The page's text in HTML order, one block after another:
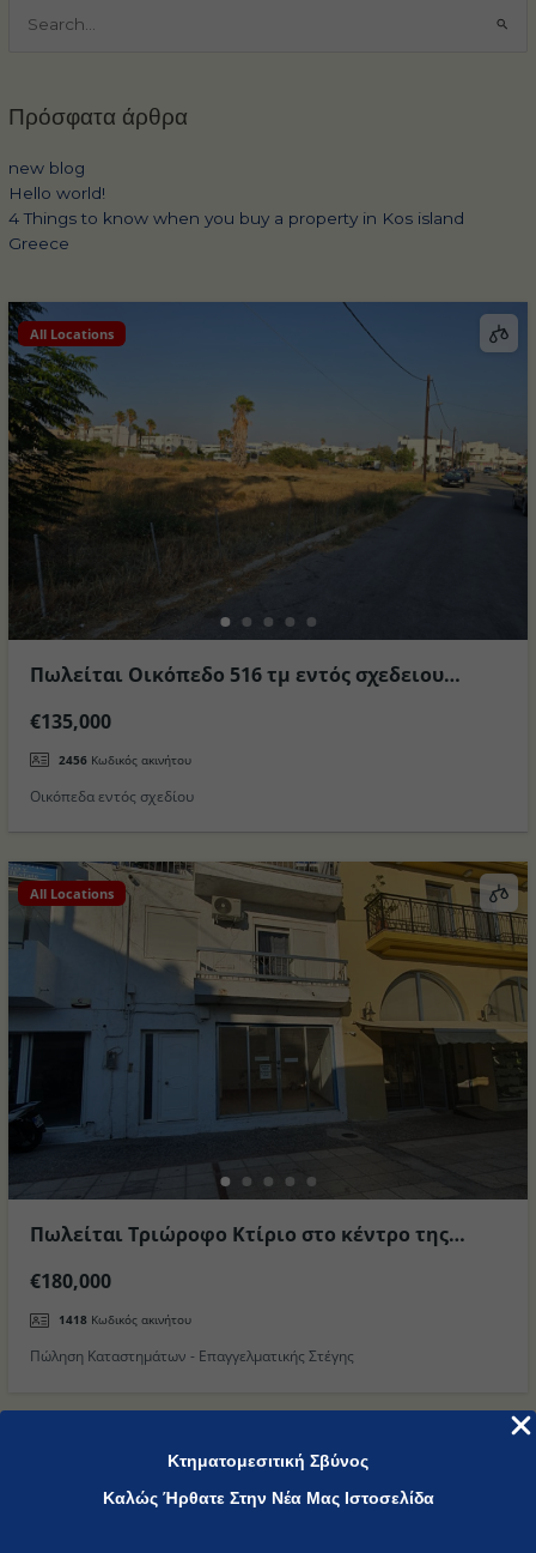
Κτηματομεσιτική Σβύνος
Καλώς Ήρθατε Στην Νέα Μας Ιστοσελίδα
για:
Πρόσφατα άρθρα
new blog
Hello world!
4 Things to know when you buy a property in Kos island
Greece
All Locations
Πωλείται Οικόπεδο 516 τμ εντός σχεδειου
€135,000
2456 Κωδικός ακινήτου
Οικόπεδα εντός σχεδίου
All Locations
Πωλείται Τριώροφο Κτίριο στο κέντρο της
€180,000
1418 Κωδικός ακινήτου
Πώληση Καταστημάτων - Επαγγελματικής Στέγης
Προβολή όλων